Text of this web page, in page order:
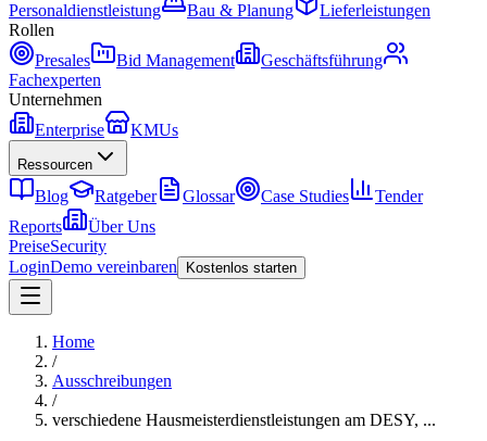
Personaldienstleistung
Bau & Planung
Lieferleistungen
Rollen
Presales
Bid Management
Geschäftsführung
Fachexperten
Unternehmen
Enterprise
KMUs
Ressourcen
Blog Ratgeber Glossar Case Studies
Tender
Reports
Über Uns
PreiseSecurity
LoginDemo vereinbaren Kostenlos starten
Home
/
Ausschreibungen
/
verschiedene Hausmeisterdienstleistungen am DESY, ...